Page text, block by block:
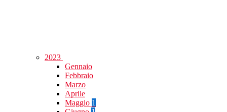
2023
Gennaio
Febbraio
Marzo
Aprile
Maggio 1